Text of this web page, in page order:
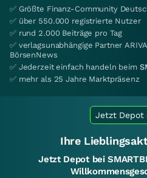
✅ Größte Finanz-Community
✅ über 550.000 registrierte Nutzer
✅ rund 2.000 Beiträge pro Tag
✅ verlagsunabhängige Partner
BörsenNews
✅ Jederzeit einfach handeln beim
✅ mehr als 25 Jahre Marktpräsenz
Jetzt Depot
Ihre
Jetzt Depot bei